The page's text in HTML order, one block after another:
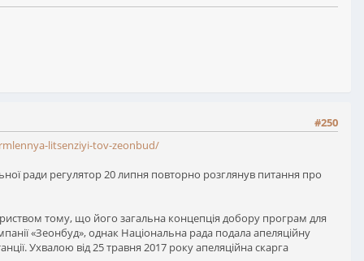
#250
litsenziyi-tov-zeonbud/
ради регулятор 20 липня повторно розглянув питання про
тому, що його загальна концепція добору програм для
«Зеонбуд», однак Національна рада подала апеляційну
Ухвалою від 25 травня 2017 року апеляційна скарга